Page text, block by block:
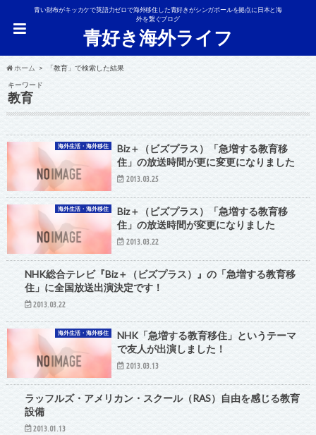
青い財布がキッカケで英語力ゼロで海外移住した青好きがシンガポールを拠点に日本と海
外を繋ぐブログ
青好き海外ライフ
ホーム
「教育」で検索した結果
キーワード
教育
海外生活・海外移住
Biz＋（ビズプラス）「急増する教育移
住」の放送時間が更に変更になりました
2013.03.25
海外生活・海外移住
Biz＋（ビズプラス）「急増する教育移
住」の放送時間が変更になりました
2013.03.22
海外生活・海外移住
NHK総合テレビ『Biz＋（ビズプラス）』の「急増する教育移
住」に全国放送出演決定です！
2013.03.22
海外生活・海外移住
NHK「急増する教育移住」というテーマ
で友人が出演しました！
2013.03.13
教育・留学
ラッフルズ・アメリカン・スクール（RAS）自由を感じる教育
設備
2013.01.13